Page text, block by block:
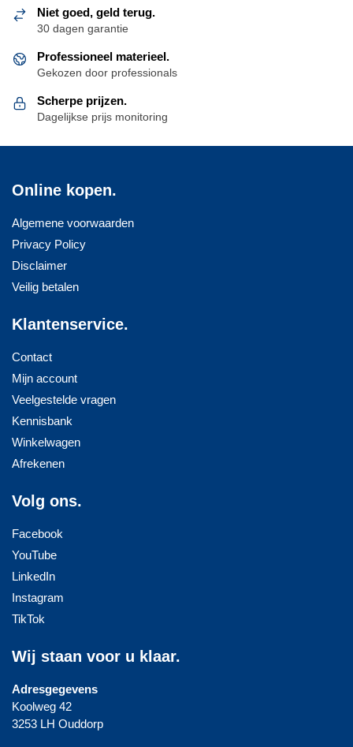
Niet goed, geld terug.
30 dagen garantie
Professioneel materieel.
Gekozen door professionals
Scherpe prijzen.
Dagelijkse prijs monitoring
Online kopen.
Algemene voorwaarden
Privacy Policy
Disclaimer
Veilig betalen
Klantenservice.
Contact
Mijn account
Veelgestelde vragen
Kennisbank
Winkelwagen
Afrekenen
Volg ons.
Facebook
YouTube
LinkedIn
Instagram
TikTok
Wij staan voor u klaar.
Adresgegevens
Koolweg 42
3253 LH Ouddorp